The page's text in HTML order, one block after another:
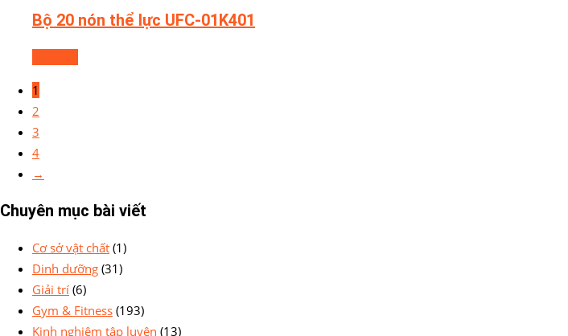
Bộ 20 nón thể lực UFC-01K401
1
2
3
4
→
Chuyên mục bài viết
Cơ sở vật chất (1)
Dinh dưỡng (31)
Giải trí (6)
Gym & Fitness (193)
Kinh nghiệm tập luyện (13)